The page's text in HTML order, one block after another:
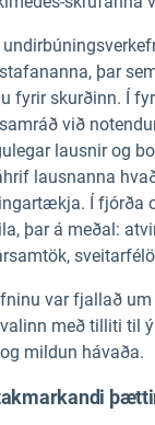
þar
fyrir skurðinn. Í
við
lausnir og
lausnanna
Í
þar á meðal:
var fjallað
með tilliti til
mildun hávaða.